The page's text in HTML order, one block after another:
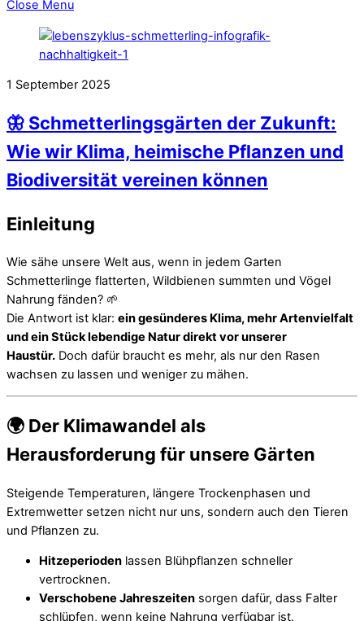
Close Menu
1 September 2025
🦋 Schmetterlingsgärten der Zukunft:
Wie wir Klima, heimische Pflanzen und
Biodiversität vereinen können
Einleitung
Wie sähe unsere Welt aus, wenn in jedem Garten
Schmetterlinge flatterten, Wildbienen summten und Vögel
Nahrung fänden? 🌱
Die Antwort ist klar: ein gesünderes Klima, mehr Artenvielfalt
und ein Stück lebendige Natur direkt vor unserer
Haustür. Doch dafür braucht es mehr, als nur den Rasen
wachsen zu lassen und weniger zu mähen.
🌍 Der Klimawandel als
Herausforderung für unsere Gärten
Steigende Temperaturen, längere Trockenphasen und
Extremwetter setzen nicht nur uns, sondern auch den Tieren
und Pflanzen zu.
Hitzeperioden lassen Blühpflanzen schneller
vertrocknen.
Verschobene Jahreszeiten sorgen dafür, dass Falter
schlüpfen, wenn keine Nahrung verfügbar ist.